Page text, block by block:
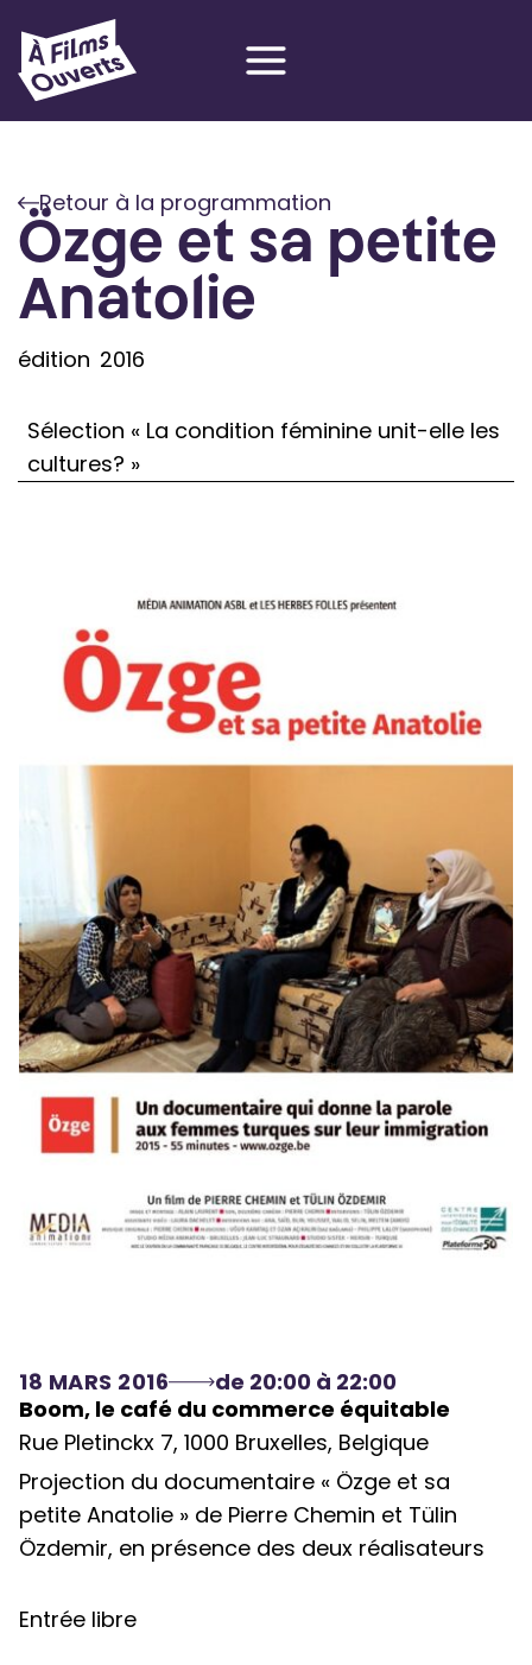
contenu
Retour à la programmation
Özge et sa petite
Anatolie
édition 2016
Sélection « La condition féminine unit-elle les
cultures? »
18 MARS 2016
de 20:00 à 22:00
Boom, le café du commerce équitable
Rue Pletinckx 7, 1000 Bruxelles, Belgique
Projection du documentaire « Özge et sa
petite Anatolie » de Pierre Chemin et Tülin
Özdemir, en présence des deux réalisateurs
Entrée libre